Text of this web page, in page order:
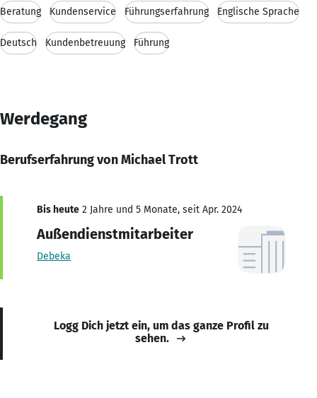
Beratung Kundenservice Führungserfahrung Englische Sprache
Deutsch Kundenbetreuung Führung
Werdegang
Berufserfahrung von Michael Trott
Bis heute 2 Jahre und 5 Monate, seit Apr. 2024
Außendienstmitarbeiter
Debeka
Logg Dich jetzt ein, um das ganze Profil zu
sehen.